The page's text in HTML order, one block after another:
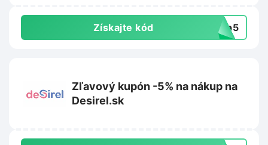
Získajte kód hop5
Zľavový kupón -5% na nákup na
Desirel.sk